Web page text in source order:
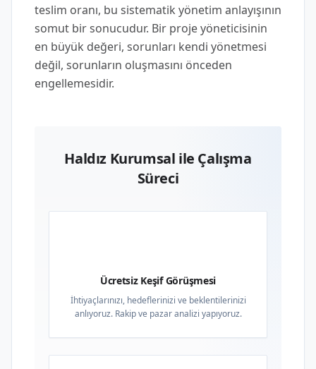
teslim oranı, bu sistematik yönetim anlayışının
somut bir sonucudur. Bir proje yöneticisinin
en büyük değeri, sorunları kendi yönetmesi
değil, sorunların oluşmasını önceden
engellemesidir.
Haldız Kurumsal ile Çalışma
Süreci
Ücretsiz Keşif Görüşmesi
İhtiyaçlarınızı, hedeflerinizi ve beklentilerinizi
anlıyoruz. Rakip ve pazar analizi yapıyoruz.